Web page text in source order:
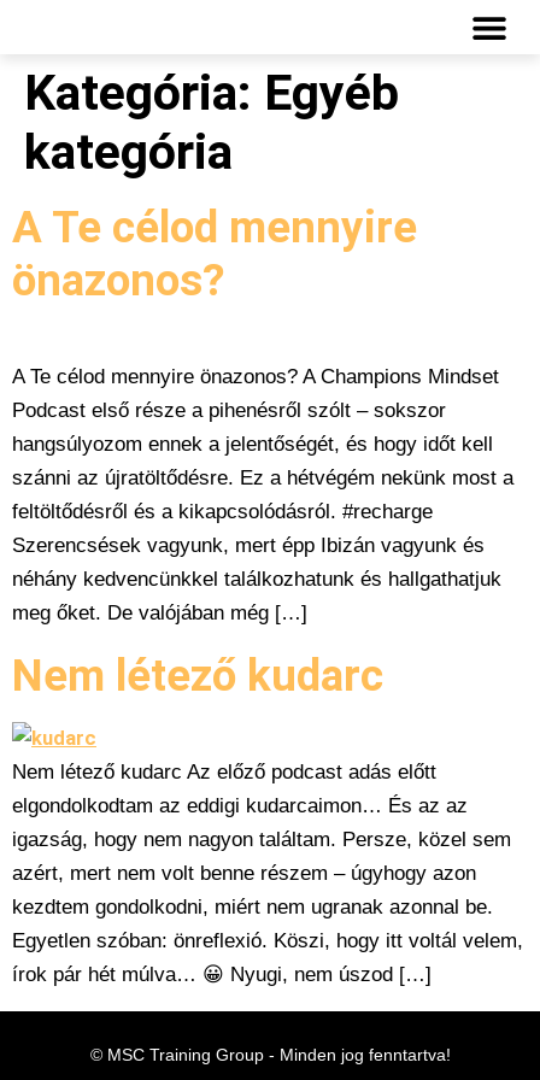
Kategória: Egyéb
kategória
A Te célod mennyire
önazonos?
A Te célod mennyire önazonos? A Champions Mindset
Podcast első része a pihenésről szólt – sokszor
hangsúlyozom ennek a jelentőségét, és hogy időt kell
szánni az újratöltődésre. Ez a hétvégém nekünk most a
feltöltődésről és a kikapcsolódásról. #recharge
Szerencsések vagyunk, mert épp Ibizán vagyunk és
néhány kedvencünkkel találkozhatunk és hallgathatjuk
meg őket. De valójában még […]
Nem létező kudarc
Nem létező kudarc Az előző podcast adás előtt
elgondolkodtam az eddigi kudarcaimon… És az az
igazság, hogy nem nagyon találtam. Persze, közel sem
azért, mert nem volt benne részem – úgyhogy azon
kezdtem gondolkodni, miért nem ugranak azonnal be.
Egyetlen szóban: önreflexió. Köszi, hogy itt voltál velem,
írok pár hét múlva… 😀 Nyugi, nem úszod […]
© MSC Training Group - Minden jog fenntartva!